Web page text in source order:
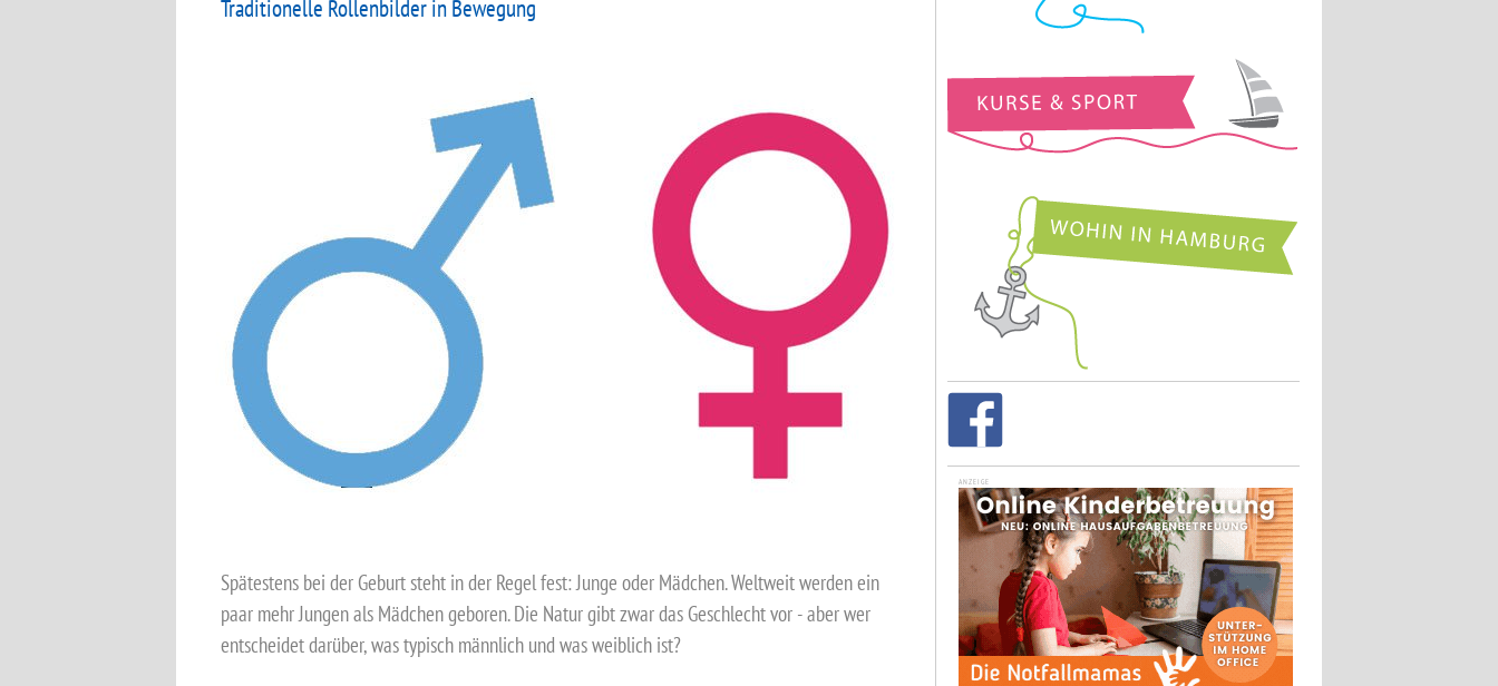
Traditionelle Rollenbilder in Bewegung
Spätestens bei der Geburt steht in der Regel fest: Junge oder Mädchen. Weltweit werden ein
paar mehr Jungen als Mädchen geboren. Die Natur gibt zwar das Geschlecht vor - aber wer
entscheidet darüber, was typisch männlich und was weiblich ist?
ANZEIGE